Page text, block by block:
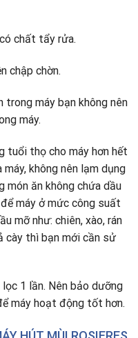
chất tẩy rửa.
chập chờn.
trong máy bạn không nên
máy.
tuổi thọ cho máy hơn hết
không nên lạm dụng
ăn không chứa dầu
máy ở mức công suất
mỡ như: chiên, xào, rán
cày thì bạn mới cần sử
1 lần. Nên bảo dưỡng
máy hoạt động tốt hơn.